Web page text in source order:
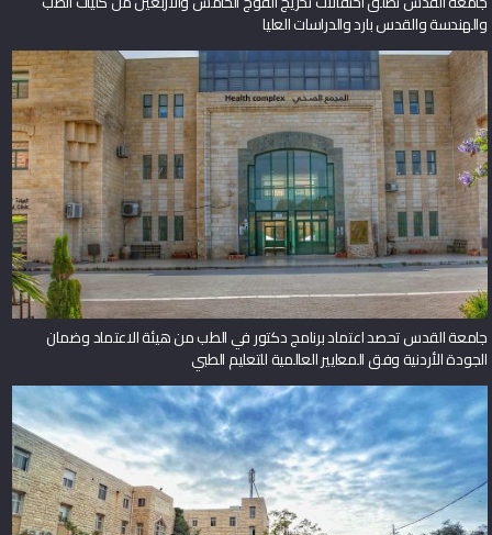
والهندسة والقدس بارد والدراسات العليا
جامعة القدس تحصد اعتماد برنامج دكتور في الطب من هيئة الاعتماد وضمان
الجودة الأردنية وفق المعايير العالمية للتعليم الطبي